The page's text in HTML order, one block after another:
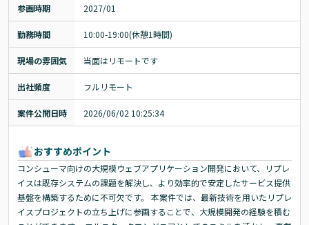
参画時期 2027/01
勤務時間 10:00-19:00(休憩1時間)
現場の雰囲気 当面はリモートです
出社頻度 フルリモート
案件公開日時 2026/06/02 10:25:34
おすすめポイント
コンシューマ向けの大規模ウェブアプリケーション開発において、リプレ
イスは既存システムの課題を解決し、より効率的で安定したサービス提供
基盤を構築するために不可欠です。 本案件では、最新技術を用いたリプレ
イスプロジェクトの立ち上げに参画することで、大規模開発の経験を積む